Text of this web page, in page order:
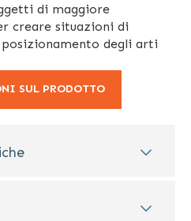
di maggiore
creare situazioni di
degli arti
SUL PRODOTTO